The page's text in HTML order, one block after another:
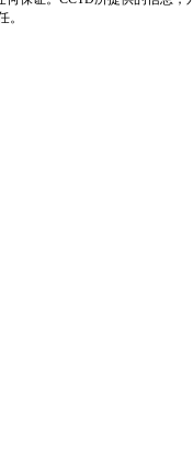
。